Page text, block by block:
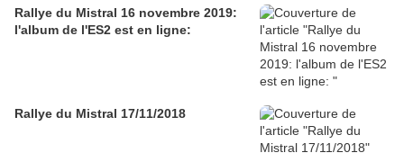
Rallye du Mistral 16 novembre 2019:
l'album de l'ES2 est en ligne:
Rallye du Mistral 17/11/2018